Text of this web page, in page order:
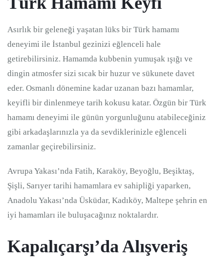
Asırlık bir geleneği yaşatan lüks bir Türk hamamı
deneyimi ile İstanbul gezinizi eğlenceli hale
getirebilirsiniz. Hamamda kubbenin yumuşak ışığı ve
dingin atmosfer sizi sıcak bir huzur ve sükunete davet
eder. Osmanlı dönemine kadar uzanan bazı hamamlar,
keyifli bir dinlenmeye tarih kokusu katar. Özgün bir Türk
hamamı deneyimi ile günün yorgunluğunu atabileceğiniz
gibi arkadaşlarınızla ya da sevdiklerinizle eğlenceli
zamanlar geçirebilirsiniz.
Avrupa Yakası’nda Fatih, Karaköy, Beyoğlu, Beşiktaş,
Şişli, Sarıyer tarihi hamamlara ev sahipliği yaparken,
Anadolu Yakası’nda Üsküdar, Kadıköy, Maltepe şehrin en
iyi hamamları ile buluşacağınız noktalardır.
Kapalıçarşı’da Alışveriş